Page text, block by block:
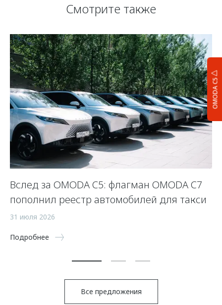
OMODA C5
Смотрите также
Вслед за OMODA C5: флагман OMODA C7
пополнил реестр автомобилей для такси
31 июля 2026
Подробнее
Все предложения